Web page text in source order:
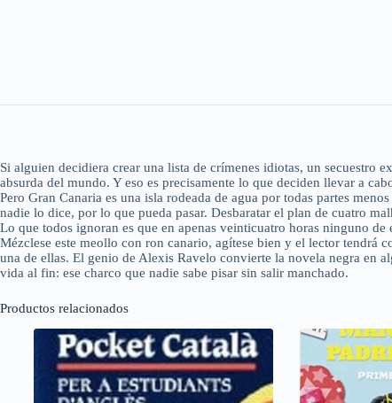
Si alguien decidiera crear una lista de crímenes idiotas, un secuestro
absurda del mundo. Y eso es precisamente lo que deciden llevar a
Pero Gran Canaria es una isla rodeada de agua por todas partes
nadie lo dice, por lo que pueda pasar. Desbaratar el plan de cuatro
Lo que todos ignoran es que en apenas veinticuatro horas ninguno
Mézclese este meollo con ron canario, agítese bien y el lector tendrá
una de ellas. El genio de Alexis Ravelo convierte la novela negra en
vida al fin: ese charco que nadie sabe pisar sin salir manchado.
Productos relacionados